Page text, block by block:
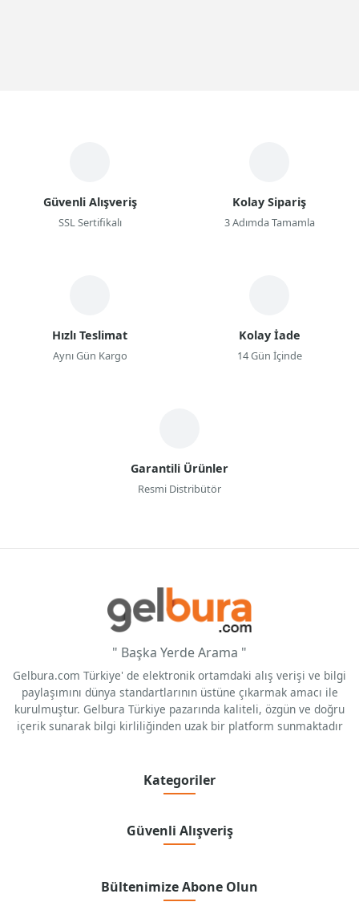
Güvenli Alışveriş
SSL Sertifikalı
Kolay Sipariş
3 Adımda Tamamla
Hızlı Teslimat
Aynı Gün Kargo
Kolay İade
14 Gün İçinde
Garantili Ürünler
Resmi Distribütör
" Başka Yerde Arama "
Gelbura.com Türkiye' de elektronik ortamdaki alış verişi ve bilgi
paylaşımını dünya standartlarının üstüne çıkarmak amacı ile
kurulmuştur. Gelbura Türkiye pazarında kaliteli, özgün ve doğru
içerik sunarak bilgi kirliliğinden uzak bir platform sunmaktadır
Kategoriler
Güvenli Alışveriş
Bültenimize Abone Olun